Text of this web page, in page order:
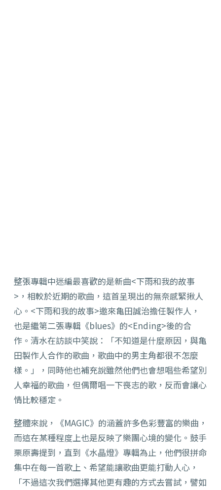
整張專輯中迷編最喜歡的是新曲<下雨和我的故事
>，相較於近期的歌曲，這首呈現出的無奈感緊揪人
心。<下雨和我的故事>邀來亀田誠治擔任製作人，
也是繼第二張專輯《blues》的<Ending>後的合
作。清水在訪談中笑說：「不知道是什麼原因，與亀
田製作人合作的歌曲，歌曲中的男主角都很不怎麼
樣。」，同時他也補充說雖然他們也會想唱些希望別
人幸福的歌曲，但偶爾唱一下喪志的歌，反而會讓心
情比較穩定。
整體來說，《MAGIC》的涵蓋許多色彩豐富的樂曲，
而這在某種程度上也是反映了樂團心境的變化。鼓手
栗原壽提到，直到《水晶燈》專輯為止，他們很拼命
集中在每一首歌上、希望能讓歌曲更能打動人心，
「不過這次我們選擇其他更有趣的方式去嘗試，譬如